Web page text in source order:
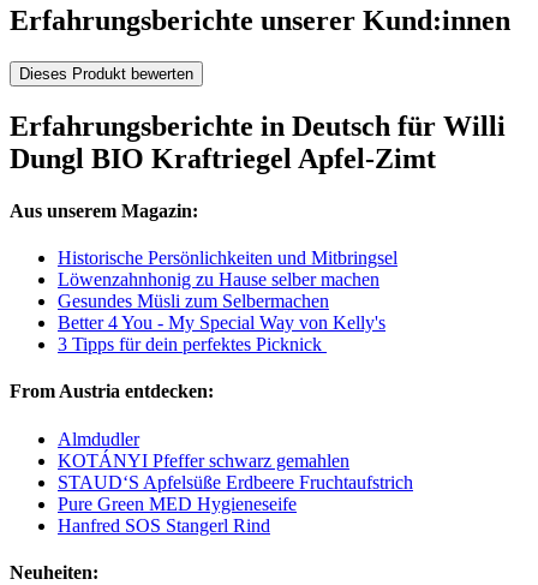
Erfahrungsberichte unserer Kund:innen
Dieses Produkt bewerten
Erfahrungsberichte in Deutsch für Willi
Dungl BIO Kraftriegel Apfel-Zimt
Aus unserem Magazin:
Historische Persönlichkeiten und Mitbringsel
Löwenzahnhonig zu Hause selber machen
Gesundes Müsli zum Selbermachen
Better 4 You - My Special Way von Kelly's
3 Tipps für dein perfektes Picknick
From Austria entdecken:
Almdudler
KOTÁNYI Pfeffer schwarz gemahlen
STAUD‘S Apfelsüße Erdbeere Fruchtaufstrich
Pure Green MED Hygieneseife
Hanfred SOS Stangerl Rind
Neuheiten: